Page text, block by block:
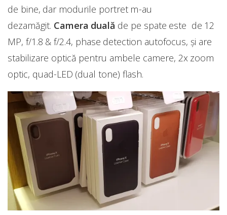
de bine, dar modurile portret m-au
dezamăgit. Camera duală de pe spate este de 12
MP, f/1.8 & f/2.4, phase detection autofocus, și are
stabilizare optică pentru ambele camere, 2x zoom
optic, quad-LED (dual tone) flash.